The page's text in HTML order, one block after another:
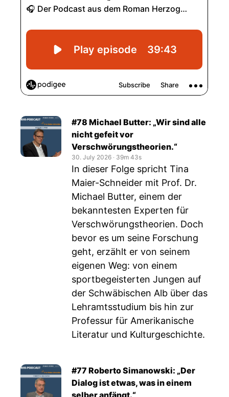
#78 Michael Butter: „Wir sind alle
nicht gefeit vor
Verschwörungstheorien.“
30. July 2026 ‧ 39m 43s
In dieser Folge spricht Tina
Maier-Schneider mit Prof. Dr.
Michael Butter, einem der
bekanntesten Experten für
Verschwörungstheorien. Doch
bevor es um seine Forschung
geht, erzählt er von seinem
eigenen Weg: von einem
sportbegeisterten Jungen auf
der Schwäbischen Alb über das
Lehramtsstudium bis hin zur
Professur für Amerikanische
Literatur und Kulturgeschichte.
#77 Roberto Simanowski: „Der
Dialog ist etwas, was in einem
selber anfängt.“